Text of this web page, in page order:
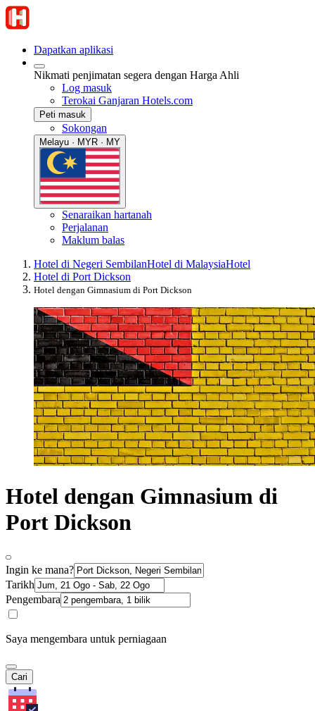
Dapatkan aplikasi
Nikmati penjimatan segera dengan Harga Ahli
Log masuk
Terokai Ganjaran Hotels.com
Peti masuk
Sokongan
Melayu · MYR · MY
Senaraikan hartanah
Perjalanan
Maklum balas
Hotel di Negeri SembilanHotel di MalaysiaHotel
Hotel di Port Dickson
Hotel dengan Gimnasium di Port Dickson
Hotel dengan Gimnasium di
Port Dickson
Ingin ke mana?
Tarikh
Pengembara
Saya mengembara untuk perniagaan
Cari